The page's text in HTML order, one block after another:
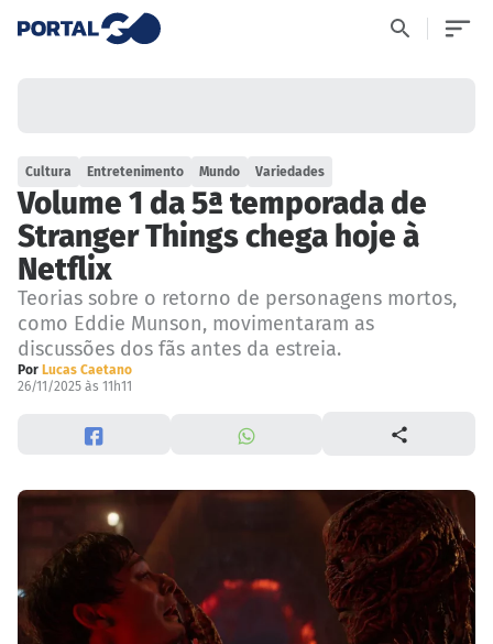
Cultura Entretenimento Mundo Variedades
Volume 1 da 5ª temporada de
Stranger Things chega hoje à
Netflix
Teorias sobre o retorno de personagens mortos,
como Eddie Munson, movimentaram as
discussões dos fãs antes da estreia.
Por Lucas Caetano
26/11/2025 às 11h11